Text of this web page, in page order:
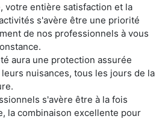
votre entière satisfaction et la
s'avère être une priorité
de nos professionnels à vous
aura une protection assurée
nuisances, tous les jours de la
s'avère être à la fois
la combinaison excellente pour